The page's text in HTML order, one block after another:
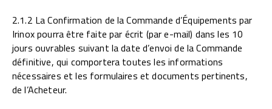
2.1.2 La Confirmation de la Commande d’Équipements par
Irinox pourra être faite par écrit (par e-mail) dans les 10
jours ouvrables suivant la date d’envoi de la Commande
définitive, qui comportera toutes les informations
nécessaires et les formulaires et documents pertinents,
de l’Acheteur.